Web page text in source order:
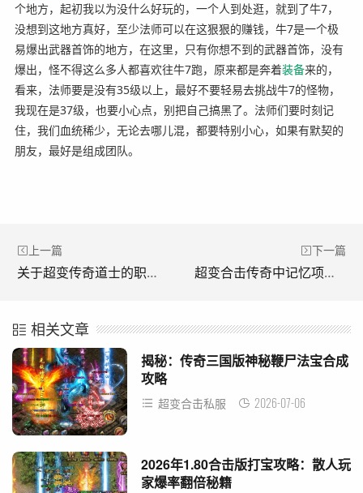
个地方，起初我以为没什么好玩的，一个人到处逛，就到了牛7，
没想到这地方真好，至少法师可以在这狠狠的赚钱，牛7是一个极
易爆出武器首饰的地方，在这里，只有你想不到的武器首饰，没有
爆出，怪不得这么多人都喜欢往牛7跑，原来都是奔着装备来的，
看来，法师要是没有35级以上，最好不要轻易去挑战牛7的怪物，
我现在是37级，也要小心点，别把自己搞黑了。法师们要时刻记
住，我们血统稀少，无论去哪儿混，都要特别小心，如果有默契的
朋友，最好是组成团队。
上一篇
关于超变传奇道士的职业。(关于超变传奇道士的职业。)
下一篇
超变合击传奇中记忆项链隐藏了+2幸运?(超变传奇中的记忆项链隐藏着+2运气？)
相关文章
揭秘：传奇三国版神秘鞭尸法宝合成
攻略
超变合击私服 2026-07-06
2026年1.80合击版打宝攻略：散人玩
家爆率翻倍秘籍